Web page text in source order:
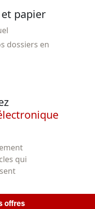
papier
dossiers en
qui
offres